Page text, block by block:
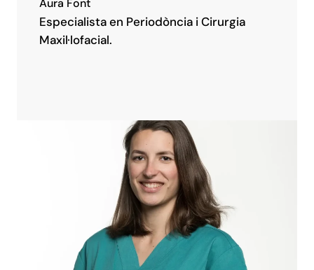
Aura Font
Especialista en Periodòncia i Cirurgia
Maxil·lofacial.